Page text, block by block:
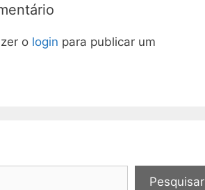
o login para publicar um
Pesquisar